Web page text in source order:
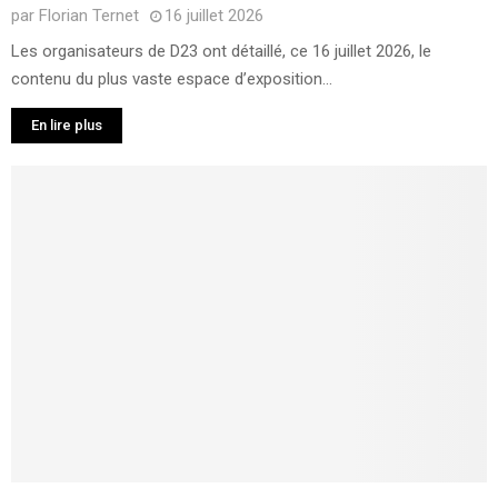
par Florian Ternet
16 juillet 2026
Les organisateurs de D23 ont détaillé, ce 16 juillet 2026, le
contenu du plus vaste espace d’exposition...
En lire plus